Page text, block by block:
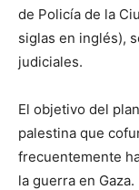
de Policía de la
siglas en inglés),
judiciales.
El objetivo del
palestina que
frecuentemente
la guerra en Gaza.